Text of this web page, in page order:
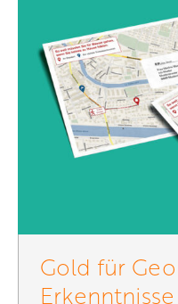
Gold für
Erkenntnisse